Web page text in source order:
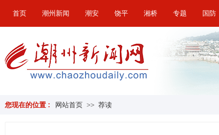
首页 潮州新闻 潮安 饶平 湘桥 专题 国防
您现在的位置 : 网站首页 >> 荐读